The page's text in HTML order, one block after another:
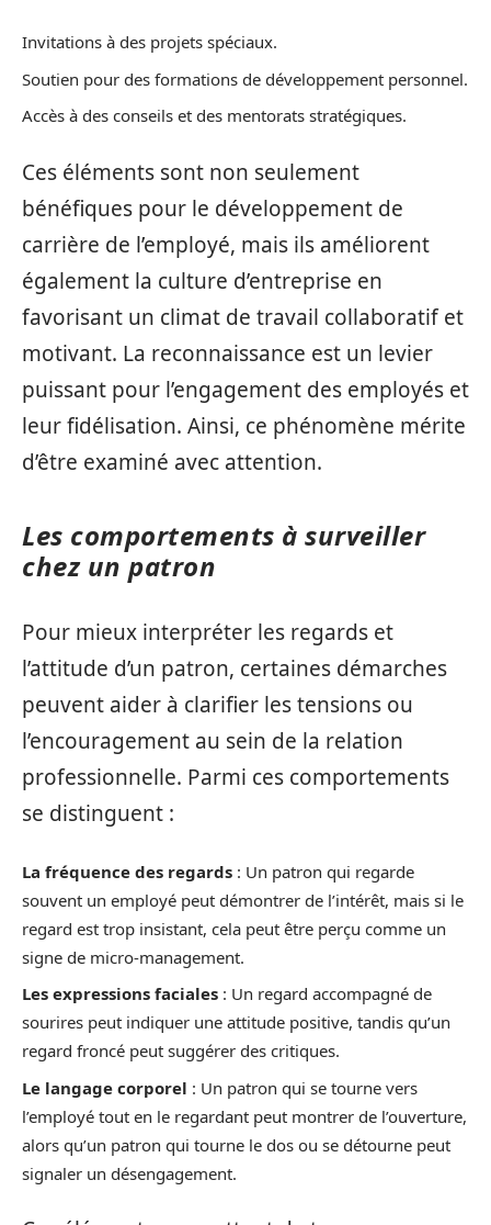
Invitations à des projets spéciaux.
Soutien pour des formations de développement personnel.
Accès à des conseils et des mentorats stratégiques.
Ces éléments sont non seulement
bénéfiques pour le développement de
carrière de l’employé, mais ils améliorent
également la culture d’entreprise en
favorisant un climat de travail collaboratif et
motivant. La reconnaissance est un levier
puissant pour l’engagement des employés et
leur fidélisation. Ainsi, ce phénomène mérite
d’être examiné avec attention.
Les comportements à surveiller
chez un patron
Pour mieux interpréter les regards et
l’attitude d’un patron, certaines démarches
peuvent aider à clarifier les tensions ou
l’encouragement au sein de la relation
professionnelle. Parmi ces comportements
se distinguent :
La fréquence des regards : Un patron qui regarde
souvent un employé peut démontrer de l’intérêt, mais si le
regard est trop insistant, cela peut être perçu comme un
signe de micro-management.
Les expressions faciales : Un regard accompagné de
sourires peut indiquer une attitude positive, tandis qu’un
regard froncé peut suggérer des critiques.
Le langage corporel : Un patron qui se tourne vers
l’employé tout en le regardant peut montrer de l’ouverture,
alors qu’un patron qui tourne le dos ou se détourne peut
signaler un désengagement.